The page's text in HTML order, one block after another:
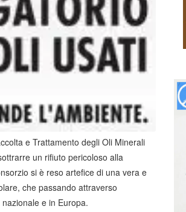
e Trattamento degli Oli Minerali
un rifiuto pericoloso alla
si è reso artefice di una vera e
che passando attraverso
e in Europa.